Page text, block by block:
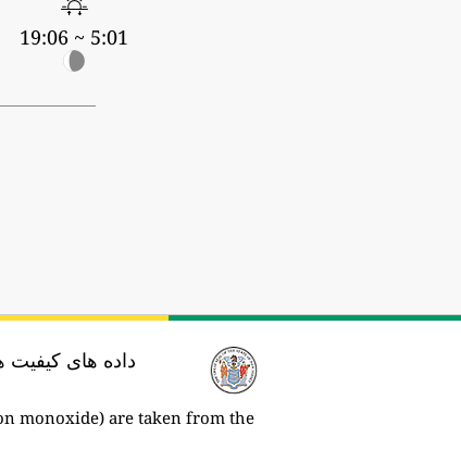
5:01 ~ 19:06
داده های کیفیت
monoxide) are taken from the